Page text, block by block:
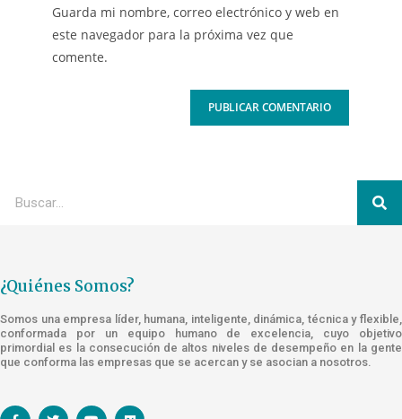
Guarda mi nombre, correo electrónico y web en
este navegador para la próxima vez que
comente.
¿Quiénes Somos?
Somos una empresa líder, humana, inteligente, dinámica, técnica y flexible,
conformada por un equipo humano de excelencia, cuyo objetivo
primordial es la consecución de altos niveles de desempeño en la gente
que conforma las empresas que se acercan y se asocian a nosotros.